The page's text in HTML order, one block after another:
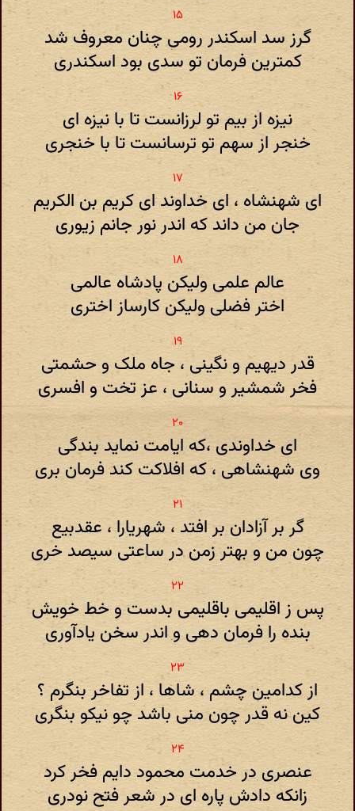
گرز سد اسکندر رومی چنان معروف شد
کمترین فرمان تو سدی بود اسکندری
نیزه از بیم تو لرزانست تا با نیزه ای
خنجر از سهم تو ترسانست تا با خنجری
ای شهنشاه ، ای خداوند ای کریم بن الکریم
جان من داند که اندر نور جانم زیوری
عالم علمی ولیکن پادشاه عالمی
اختر فضلی ولیکن کارساز اختری
قدر دیهیم و نگینی ، جاه ملک و حشمتی
فخر شمشیر و سنانی ، عز تخت و افسری
ای خداوندی ،که ایامت نماید بندگی
وی شهنشاهی ، که افلاکت کند فرمان بری
گر بر آزادان بر افتد ، شهریارا ، عقدبیع
چون من و بهتر زمن در ساعتی سیصد خری
پس ز اقلیمی باقلیمی بدست و خط خویش
بنده را فرمان دهی و اندر سخن یادآوری
از کدامین چشم ، شاها ، از تفاخر بنگرم ؟
کین نه قدر چون منی باشد چو نیکو بنگری
عنصری در خدمت محمود دایم فخر کرد
زانکه دادش پاره ای در شعر فتح نودری